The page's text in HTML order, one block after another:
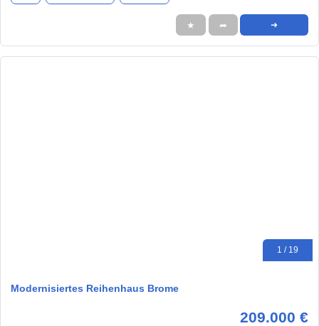
★ ➦ ➜
1 / 19
Modernisiertes Reihenhaus Brome
209.000 €